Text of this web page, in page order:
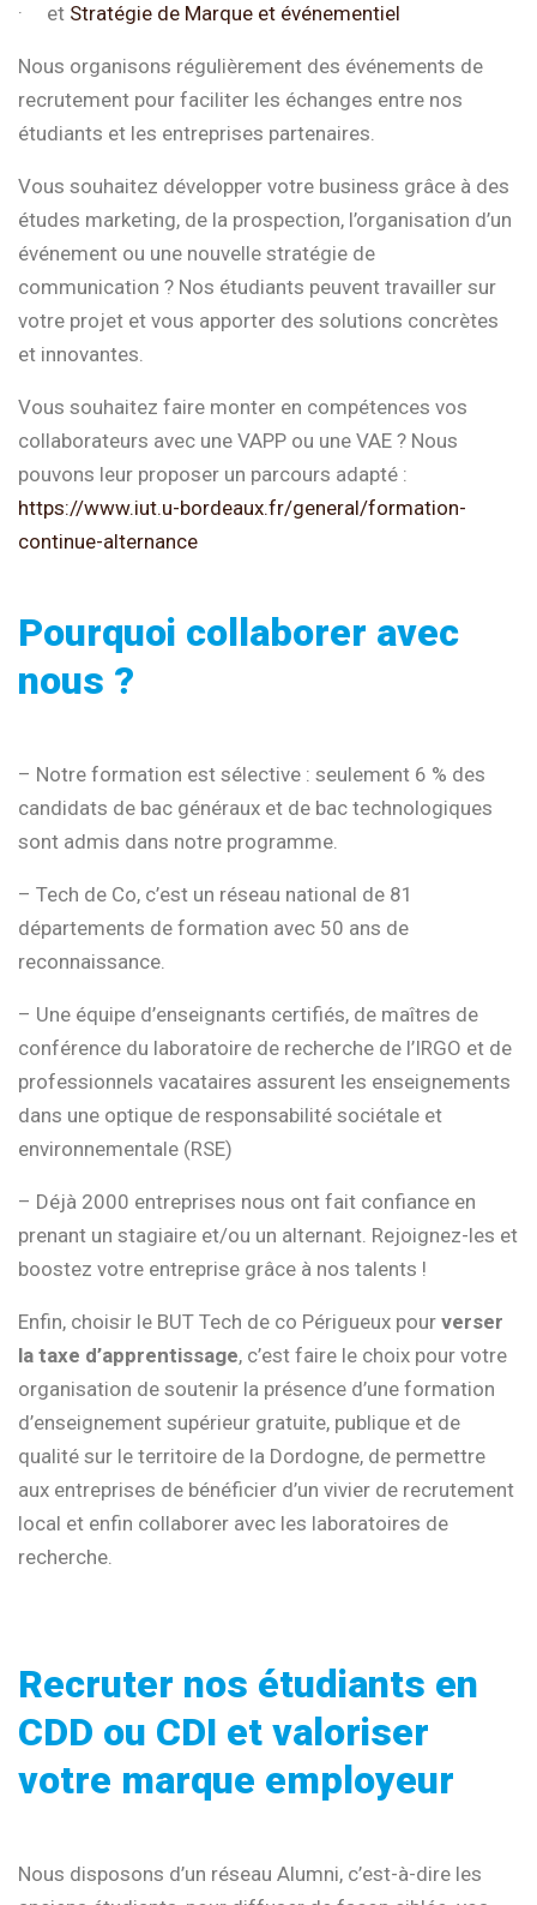
· et Stratégie de Marque et événementiel
Nous organisons régulièrement des événements de
recrutement pour faciliter les échanges entre nos
étudiants et les entreprises partenaires.
Vous souhaitez développer votre business grâce à des
études marketing, de la prospection, l’organisation d’un
événement ou une nouvelle stratégie de
communication ? Nos étudiants peuvent travailler sur
votre projet et vous apporter des solutions concrètes
et innovantes.
Vous souhaitez faire monter en compétences vos
collaborateurs avec une VAPP ou une VAE ? Nous
pouvons leur proposer un parcours adapté :
https://www.iut.u-bordeaux.fr/general/formation-
continue-alternance
Pourquoi collaborer avec
nous ?
– Notre formation est sélective : seulement 6 % des
candidats de bac généraux et de bac technologiques
sont admis dans notre programme.
– Tech de Co, c’est un réseau national de 81
départements de formation avec 50 ans de
reconnaissance.
– Une équipe d’enseignants certifiés, de maîtres de
conférence du laboratoire de recherche de l’IRGO et de
professionnels vacataires assurent les enseignements
dans une optique de responsabilité sociétale et
environnementale (RSE)
– Déjà 2000 entreprises nous ont fait confiance en
prenant un stagiaire et/ou un alternant. Rejoignez-les et
boostez votre entreprise grâce à nos talents !
Enfin, choisir le BUT Tech de co Périgueux pour verser
la taxe d’apprentissage, c’est faire le choix pour votre
organisation de soutenir la présence d’une formation
d’enseignement supérieur gratuite, publique et de
qualité sur le territoire de la Dordogne, de permettre
aux entreprises de bénéficier d’un vivier de recrutement
local et enfin collaborer avec les laboratoires de
recherche.
Recruter nos étudiants en
CDD ou CDI et valoriser
votre marque employeur
Nous disposons d’un réseau Alumni, c’est-à-dire les